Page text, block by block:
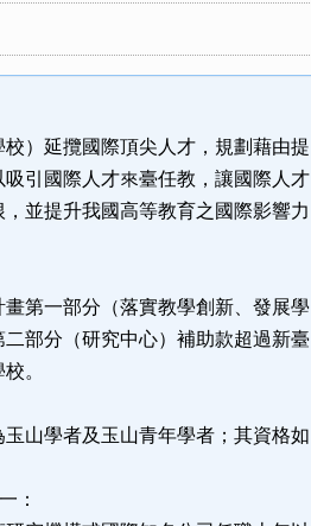
）延攬國際頂尖人才，規劃藉由提
引國際人才來臺任教，讓國際人才
提升我國高等教育之國際影響力
第一部分（落實教學創新、發展學
部分（研究中心）補助款超過新臺
。
山學者及玉山青年學者；其資格如
：